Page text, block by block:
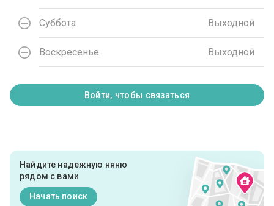
Суббота Выходной
Воскресенье Выходной
Войти, чтобы связаться
Найдите надежную няню
рядом с вами
Начать поиск